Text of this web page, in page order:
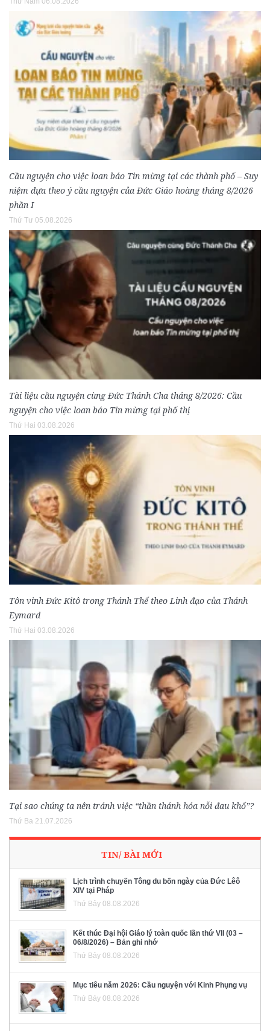
Cầu nguyện cho việc loan báo Tin mừng tại các thành phố – Suy
niệm dựa theo ý cầu nguyện của Đức Giáo hoàng tháng 8/2026
phần I
Thứ Tư 05.08.2026
Tài liệu cầu nguyện cùng Đức Thánh Cha tháng 8/2026: Cầu
nguyện cho việc loan báo Tin mừng tại phố thị
Thứ Hai 03.08.2026
Tôn vinh Đức Kitô trong Thánh Thể theo Linh đạo của Thánh
Eymard
Thứ Hai 03.08.2026
Tại sao chúng ta nên tránh việc “thần thánh hóa nỗi đau khổ”?
Thứ Ba 21.07.2026
TIN/ BÀI MỚI
Lịch trình chuyến Tông du bốn ngày của Đức Lêô
XIV tại Pháp
Thứ Bảy 08.08.2026
Kết thúc Đại hội Giáo lý toàn quốc lần thứ VII (03 –
06/8/2026) – Bản ghi nhớ
Thứ Bảy 08.08.2026
Mục tiêu năm 2026: Cầu nguyện với Kinh Phụng vụ
Thứ Bảy 08.08.2026